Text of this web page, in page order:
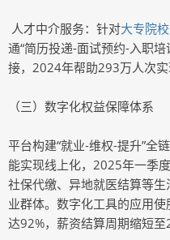
人才中介服务：针对大专院校
通“简历投递-面试预约-入职
接，2024年帮助293万人次实
（三）数字化权益保障体系
平台构建“就业-维权-提升”全
能实现线上化，2025年一季
社保代缴、异地就医结算等
业群体。数字化工具的应用
达92%，薪资结算周期缩短至